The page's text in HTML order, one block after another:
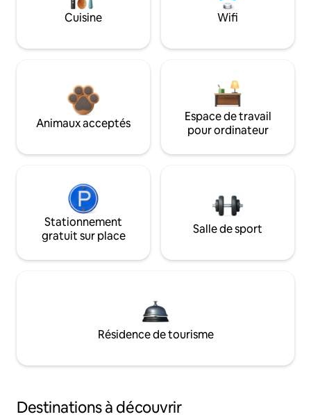
Cuisine Wifi
Animaux acceptés
Espace de travail
pour ordinateur
Stationnement
gratuit sur place
Salle de sport
Résidence de tourisme
Destinations à découvrir